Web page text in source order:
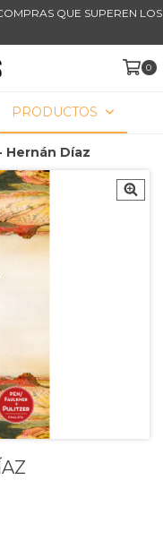
QUE SUPEREN LOS
0
PRODUCTOS
Hernán Díaz